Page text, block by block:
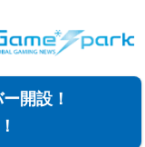
開設！